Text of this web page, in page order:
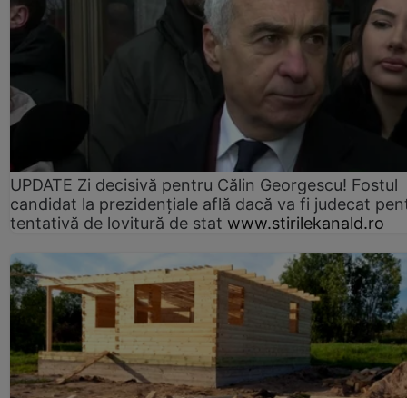
UPDATE Zi decisivă pentru Călin Georgescu! Fostul
candidat la prezidențiale află dacă va fi judecat
tentativă de lovitură de stat www.stirilekanald.ro